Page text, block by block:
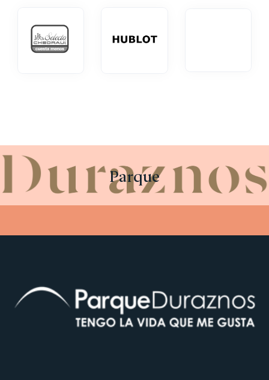
Parque